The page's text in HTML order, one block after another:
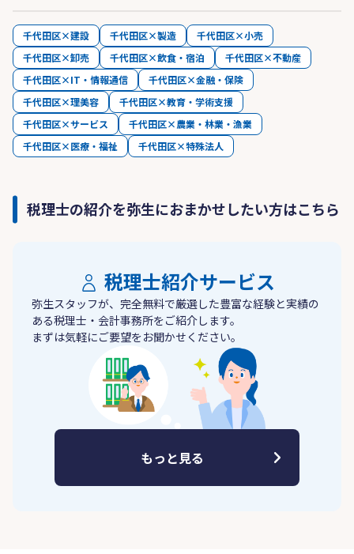
千代田区×建設 千代田区×製造
千代田区×小売
千代田区×卸売
千代田区×飲食・宿泊
千代田区×不動産
千代田区×IT・情報通信
千代田区×金融・保険
千代田区×理美容
千代田区×教育・学術支援
千代田区×サービス
千代田区×農業・林業・漁業
千代田区×医療・福祉
千代田区×特殊法人
税理士の紹介を弥生におまかせしたい方はこちら
税理士紹介サービス
弥生スタッフが、完全無料で厳選した豊富な経験と実績の
ある税理士・会計事務所をご紹介します。
まずは気軽にご要望をお聞かせください。
もっと見る